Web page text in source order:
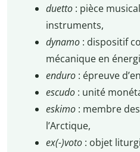
duetto : pièce
instruments,
dynamo : dispositif
mécanique en
enduro : épreuve
escudo : unité
eskimo : membre
l’Arctique,
ex(-)voto : objet